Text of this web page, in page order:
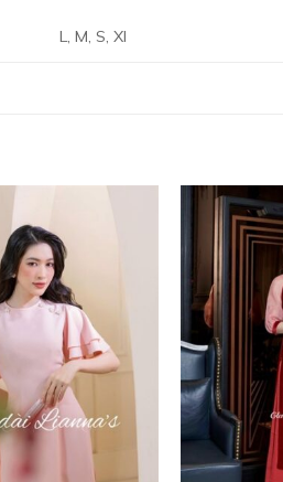
L, M, S, Xl